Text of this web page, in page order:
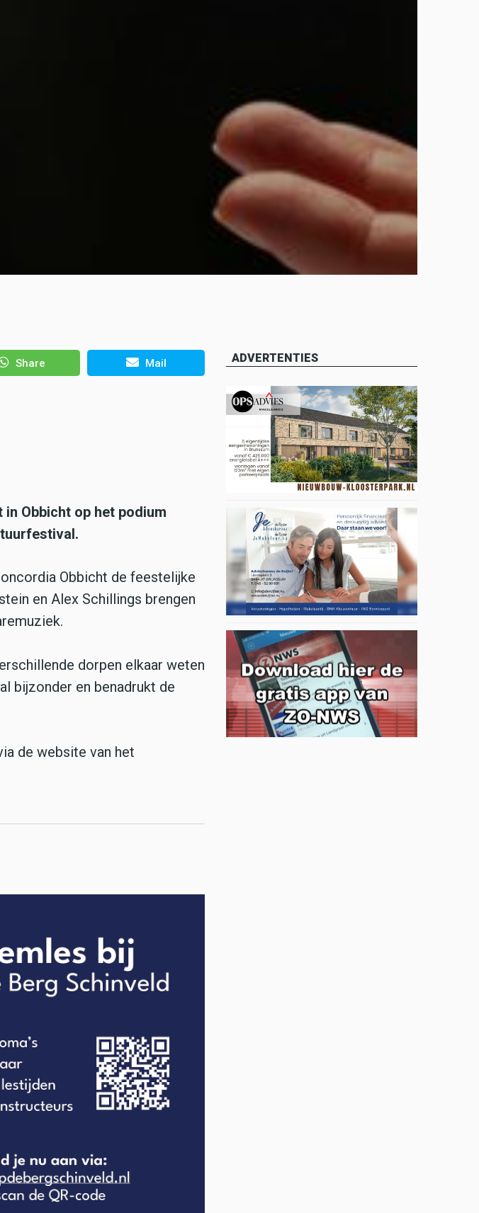
Share Mail
Obbicht op het podium
Obbicht de feestelijke
en Alex Schillings brengen
dorpen elkaar weten
bijzonder en benadrukt de
de website van het
ADVERTENTIES